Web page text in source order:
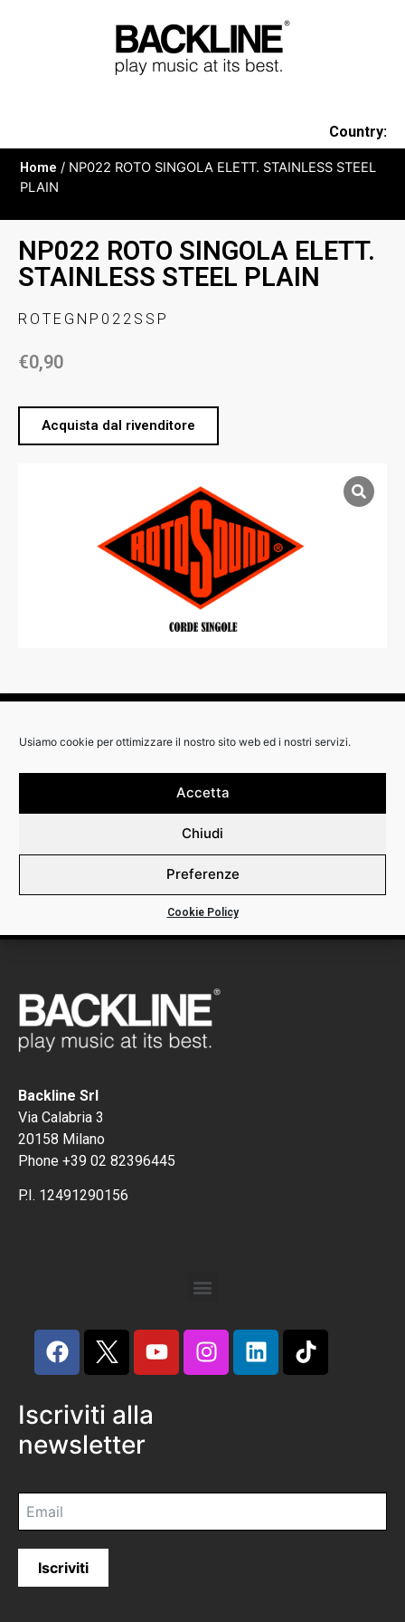
Usiamo cookie per ottimizzare il nostro sito web ed i nostri servizi.
Accetta
Chiudi
Preferenze
Cookie Policy
Country:
Home / NP022 ROTO SINGOLA ELETT. STAINLESS STEEL
PLAIN
NP022 ROTO SINGOLA ELETT.
STAINLESS STEEL PLAIN
ROTEGNP022SSP
€0,90
Acquista dal rivenditore
RIVENDITORI:
DETTAGLI:
NP022 ROTO SINGLE STRING STAINLESS STEEL PLAIN
Backline Srl
Via Calabria 3
20158 Milano
Phone +39 02 82396445
P.I. 12491290156
Iscriviti alla
newsletter
Iscriviti